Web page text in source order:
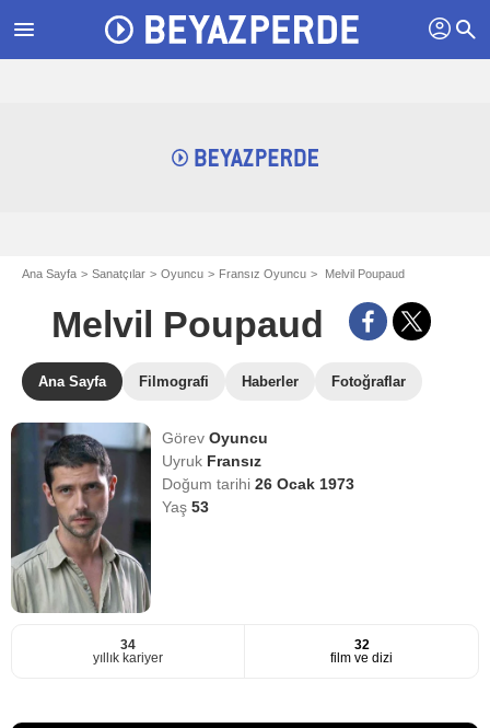
menu profil search
Ana Sayfa Sanatçılar Oyuncu Fransız Oyuncu Melvil Poupaud
Melvil Poupaud
Ana Sayfa Filmografi Haberler Fotoğraflar
GörevOyuncu
Uyruk Fransız
Doğum tarihi26 Ocak 1973
Yaş53
34
yıllık kariyer
32
film ve dizi